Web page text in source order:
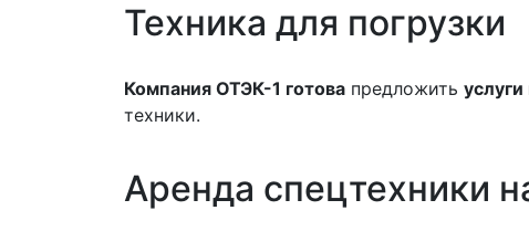
Техника для погрузки
Компания ОТЭК-1 готова предложить
техники.
Аренда спецтехники